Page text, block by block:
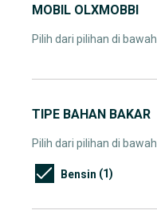
MOBIL OLXMOBBI
Pilih dari pilihan di bawah
TIPE BAHAN BAKAR
Pilih dari pilihan di bawah
Bensin (1)